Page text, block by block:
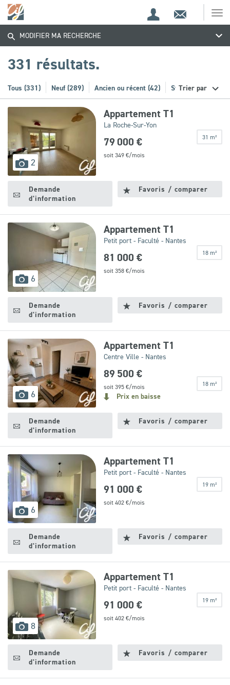
Espace
de
Espace
client
Contact
Trouvez
votre
bien
MODIFIER MA RECHERCHE
Leaflet
331 résultats.
Trier par
Tous (331) Neuf (289) Ancien ou récent (42) Stationnement (21)
2 images
disponibles
Appartement T1
La Roche-Sur-Yon
31 m²
79 000 €
soit 349€/mois
Demande
d'information
Favoris / comparer
6 images
disponibles
Appartement T1
Petit port - Faculté - Nantes
18 m²
81 000 €
soit 358€/mois
Demande
d'information
Favoris / comparer
6 images
disponibles
Appartement T1
Centre Ville - Nantes
18 m²
89 500 €
soit 395€/mois
Prix en baisse
Demande
d'information
Favoris / comparer
6 images
disponibles
Appartement T1
Petit port - Faculté - Nantes
19 m²
91 000 €
soit 402€/mois
Demande
d'information
Favoris / comparer
8images
disponibles
Appartement T1
Petit port - Faculté - Nantes
19 m²
91 000 €
soit 402€/mois
Demande
d'information
Favoris / comparer